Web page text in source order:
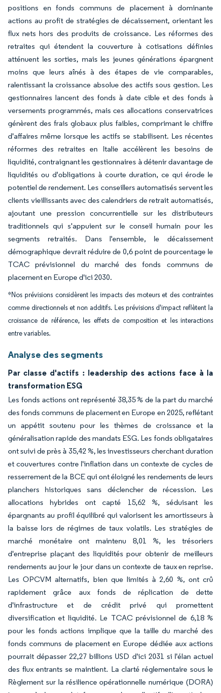
positions en fonds communs de placement à dominante
actions au profit de stratégies de décaissement, orientant les
flux nets hors des produits de croissance. Les réformes des
retraites qui étendent la couverture à cotisations définies
atténuent les sorties, mais les jeunes générations épargnent
moins que leurs aînés à des étapes de vie comparables,
ralentissant la croissance absolue des actifs sous gestion. Les
gestionnaires lancent des fonds à date cible et des fonds à
versements programmés, mais ces allocations conservatrices
génèrent des frais globaux plus faibles, comprimant le chiffre
d'affaires même lorsque les actifs se stabilisent. Les récentes
réformes des retraites en Italie accélèrent les besoins de
liquidité, contraignant les gestionnaires à détenir davantage de
liquidités ou d'obligations à courte duration, ce qui érode le
potentiel de rendement. Les conseillers automatisés servent les
clients vieillissants avec des calendriers de retrait automatisés,
ajoutant une pression concurrentielle sur les distributeurs
traditionnels qui s'appuient sur le conseil humain pour les
segments retraités. Dans l'ensemble, le décaissement
démographique devrait réduire de 0,6 point de pourcentage le
TCAC prévisionnel du marché des fonds communs de
placement en Europe d'ici 2030.
*Nos prévisions considèrent les impacts des moteurs et des contraintes
comme directionnels et non additifs. Les prévisions d'impact reflètent la
croissance de référence, les effets de composition et les interactions
entre variables.
Analyse des segments
Par classe d'actifs : leadership des actions face à la
transformation ESG
Les fonds actions ont représenté 38,35 % de la part du marché
des fonds communs de placement en Europe en 2025, reflétant
un appétit soutenu pour les thèmes de croissance et la
généralisation rapide des mandats ESG. Les fonds obligataires
ont suivi de près à 35,42 %, les investisseurs cherchant duration
et couvertures contre l'inflation dans un contexte de cycles de
resserrement de la BCE qui ont éloigné les rendements de leurs
planchers historiques sans déclencher de récession. Les
allocations hybrides ont capté 15,62 %, séduisant les
épargnants au profil équilibré qui valorisent les amortisseurs à
la baisse lors de régimes de taux volatils. Les stratégies de
marché monétaire ont maintenu 8,01 %, les trésoriers
d'entreprise plaçant des liquidités pour obtenir de meilleurs
rendements au jour le jour dans un contexte de taux en reprise.
Les OPCVM alternatifs, bien que limités à 2,60 %, ont crû
rapidement grâce aux fonds de réplication de dette
d'infrastructure et de crédit privé qui promettent
diversification et liquidité. Le TCAC prévisionnel de 6,18 %
pour les fonds actions implique que la taille du marché des
fonds communs de placement en Europe dédiée aux actions
pourrait dépasser 22,27 billions USD d'ici 2031 si l'élan actuel
des flux entrants se maintient. La clarté réglementaire sous le
Règlement sur la résilience opérationnelle numérique (DORA)